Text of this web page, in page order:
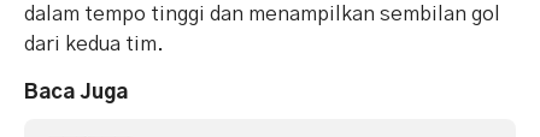
dalam tempo tinggi dan menampilkan sembilan gol
dari kedua tim.
Baca Juga